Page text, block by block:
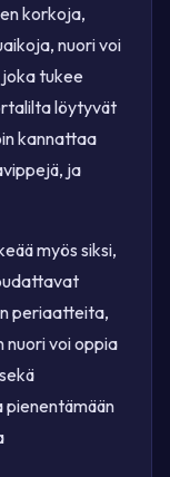
korkoja,
nuori voi
tukee
löytyvät
kannattaa
ja
myös siksi,
periaatteita,
nuori voi oppia
pienentämään